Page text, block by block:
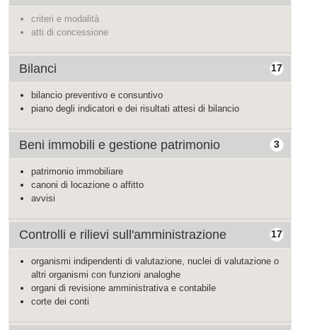
criteri e modalità
atti di concessione
17
Bilanci
bilancio preventivo e consuntivo
piano degli indicatori e dei risultati attesi di bilancio
3
Beni immobili e gestione patrimonio
patrimonio immobiliare
canoni di locazione o affitto
avvisi
17
Controlli e rilievi sull'amministrazione
organismi indipendenti di valutazione, nuclei di valutazione o
altri organismi con funzioni analoghe
organi di revisione amministrativa e contabile
corte dei conti